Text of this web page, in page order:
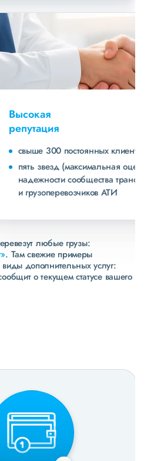
клиентов
оценка) в рейтинге
транспортных компаний
АТИ
любые грузы:
. Там свежие примеры
дополнительных услуг:
о текущем статусе вашего